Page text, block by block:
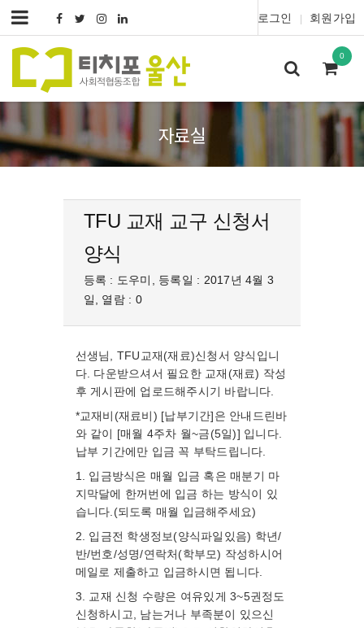
로그인 회원가입
0
자료실
TFU 교재 교구 신청서
양식
등록 : 도우미, 등록일 : 2017년 4월 3
일, 열람 : 0
선생님, TFU교재(재료)신청서 양식입니
다. 다운받으셔서 필요한 교재(재료) 작성
후 게시판에 업로드해주시기 바랍니다.
*교재비(재료비) [납부기간]은 안내드린바
와 같이 [매월 4주차 월~금(5일)] 입니다.
납부 기간에만 입금 꼭 부탁드립니다.
1. 입금방식은 매월 입금 혹은 매분기 마
지막달에 한꺼번에 입금 하는 방식이 있
습니다.(되도록 매월 입금해주세요)
2. 입금전 학생정보(양식파일있음) 학년/
반/번호/성명/연락처(학부모) 작성하시어
메일로 제출하고 입금하시면 됩니다.
3. 교재 신청 수량은 여유있게 3~5권정도
신청하시고, 남는거나 부족분이 있으신